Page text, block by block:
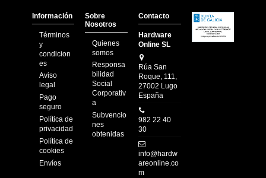
Información
Términos
y
condicion
es
Aviso
legal
Pago
seguro
Política de
privacidad
Política de
cookies
Envíos
Sobre
Nosotros
Quienes
somos
Responsa
bilidad
Social
Corporativ
a
Subvencio
nes
obtenidas
Contacto
Hardware
Online SL
Rúa San
Roque, 111,
27002 Lugo
España
982 22 40
30
info@hardw
areonline.co
m